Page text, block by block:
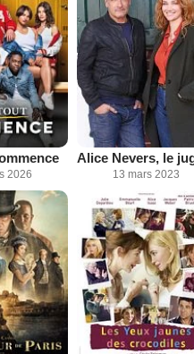
2026 13 mars 2023